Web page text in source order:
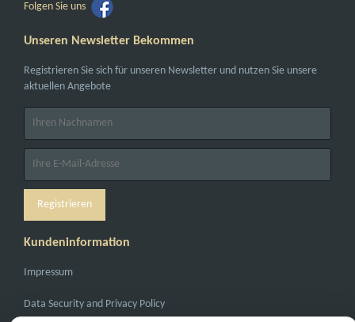
Folgen Sie uns
Unseren Newsletter Bekommen
Registrieren Sie sich für unseren Newsletter und nutzen Sie unsere
aktuellen Angebote
Kundeninformation
Impressum
Data Security and Privacy Policy